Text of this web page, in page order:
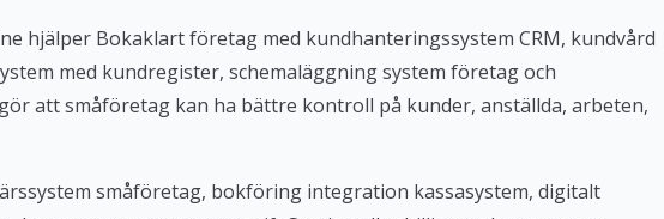
hjälper Bokaklart företag med kundhanteringssystem CRM, kundvård
med kundregister, schemaläggning system företag och
att småföretag kan ha bättre kontroll på kunder, anställda, arbeten,
småföretag, bokföring integration kassasystem, digitalt